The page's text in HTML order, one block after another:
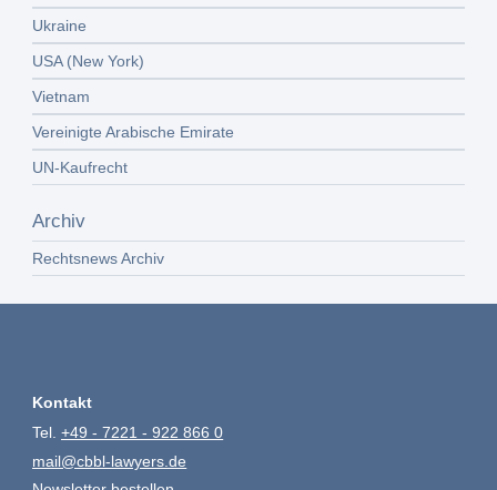
Ukraine
USA (New York)
Vietnam
Vereinigte Arabische Emirate
UN-Kaufrecht
Archiv
Rechtsnews Archiv
Kontakt
Tel.+49 - 7221 - 922 866 0
mail@cbbl-lawyers.de